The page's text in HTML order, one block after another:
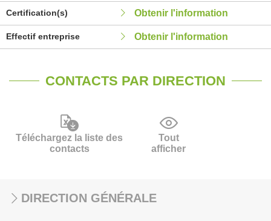
Certification(s) Obtenir l'information
Effectif entreprise Obtenir l'information
CONTACTS PAR DIRECTION
Téléchargez la liste des
contacts
Tout
afficher
DIRECTION GÉNÉRALE